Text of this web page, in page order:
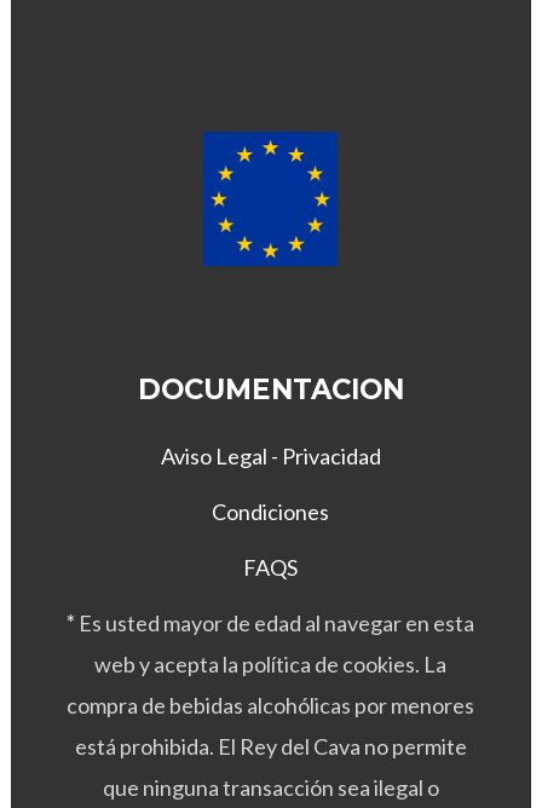
DOCUMENTACION
Aviso Legal - Privacidad
Condiciones
FAQS
* Es usted mayor de edad al navegar en esta
web y acepta la política de cookies. La
compra de bebidas alcohólicas por menores
está prohibida. El Rey del Cava no permite
que ninguna transacción sea ilegal o